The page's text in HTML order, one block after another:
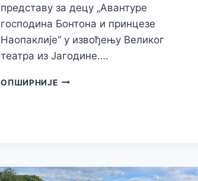
представу за децу „Авантуре
господина Бонтона и принцезе
Наопаклије“ у извођењу Великог
театра из Јагодине….
ОПШИРНИЈЕПРОГРАМ